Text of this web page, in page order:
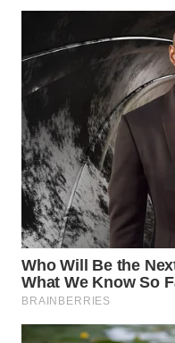
WN
WN
KEPULAUAN
SERIBU
WN
TANGERANG
WN
BINJAI
WN